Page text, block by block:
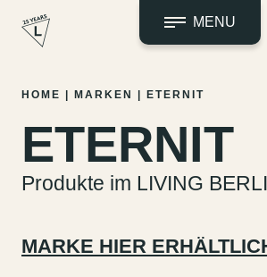
Zum
springen
MENU
HOME MARKEN ETERNIT
ETERNIT
Produkte im LIVING
MARKE HIER